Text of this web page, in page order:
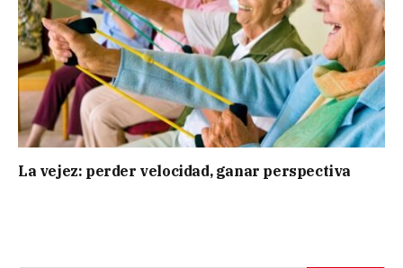
La vejez: perder velocidad, ganar perspectiva